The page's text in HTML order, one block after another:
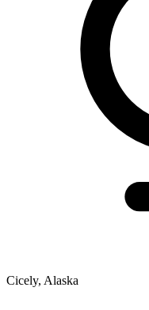
Cicely, Alaska